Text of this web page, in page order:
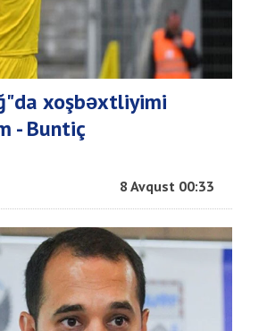
xoşbəxtliyimi
- Buntiç
8 Avqust 00:33